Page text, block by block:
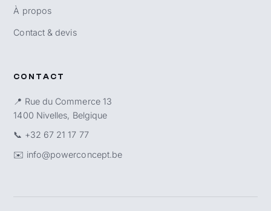
À propos
Contact & devis
CONTACT
📍 Rue du Commerce 13
1400 Nivelles, Belgique
📞 +32 67 21 17 77
✉️ info@powerconcept.be